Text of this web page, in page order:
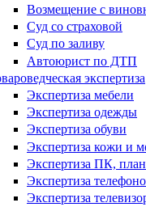
Возмещение с
Суд со страховой
Суд по заливу
Автоюрист по ДТП
экспертиза
Экспертиза мебели
Экспертиза одежды
Экспертиза обуви
Экспертиза кожи и
Экспертиза ПК,
Экспертиза
Экспертиза